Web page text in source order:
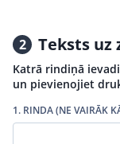
2 Teksts uz
Katrā rindiņā
un pievienojiet
1. RINDA (NE VAIRĀK